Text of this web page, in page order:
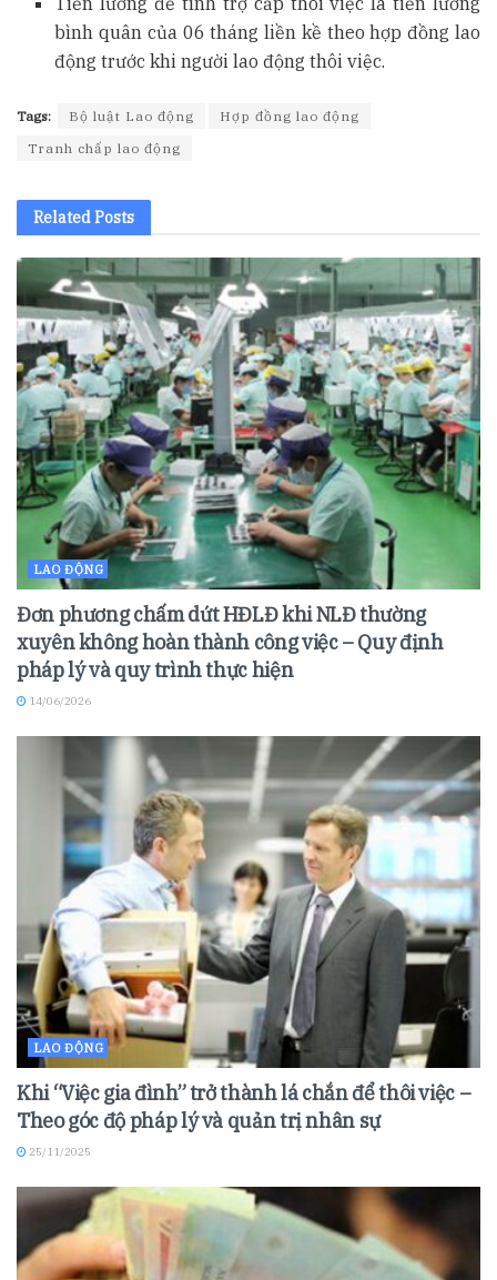
bình quân của 06 tháng liền kề theo hợp đồng lao
động trước khi người lao động thôi việc.
Tags: Bộ luật Lao động
Hợp đồng lao động
Tranh chấp lao động
RelatedPosts
LAO ĐỘNG
Đơn phương chấm dứt HĐLĐ khi NLĐ thường
xuyên không hoàn thành công việc – Quy định
pháp lý và quy trình thực hiện
14/06/2026
LAO ĐỘNG
Khi “Việc gia đình” trở thành lá chắn để thôi việc –
Theo góc độ pháp lý và quản trị nhân sự
25/11/2025